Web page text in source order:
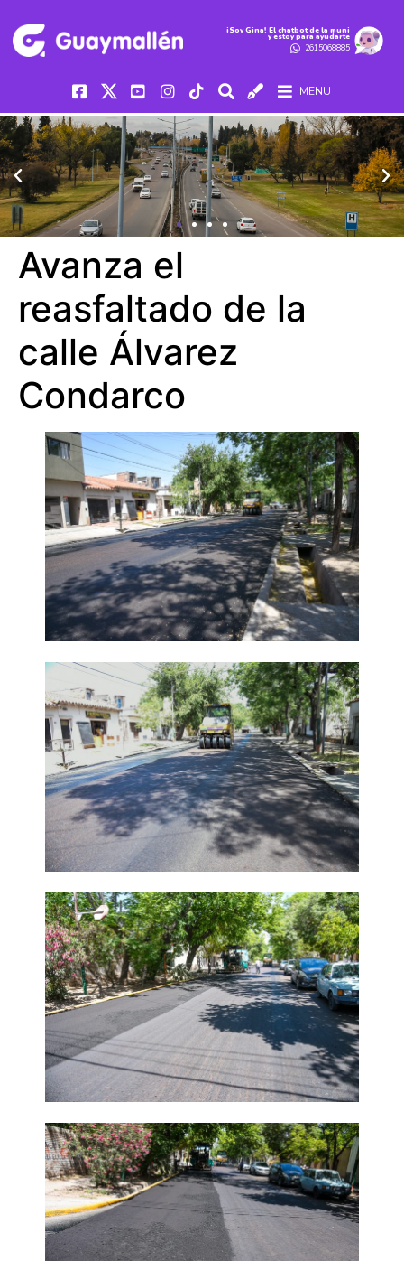
iSoy Gina! El chatbot de la muni
y estoy para ayudarte
2615068885
MENU
Avanza el
reasfaltado de la
calle Álvarez
Condarco